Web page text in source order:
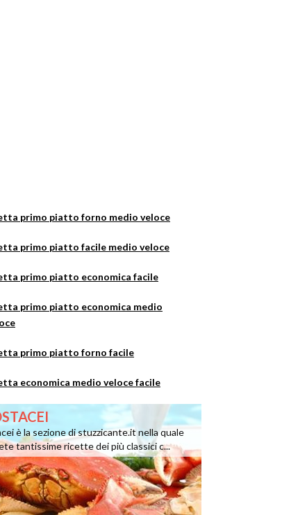
primo piatto forno medio veloce
primo piatto facile medio veloce
primo piatto economica facile
primo piatto economica medio
primo piatto forno facile
economica medio veloce facile
è la sezione di stuzzicante.it nella quale
tantissime ricette dei più classici c...